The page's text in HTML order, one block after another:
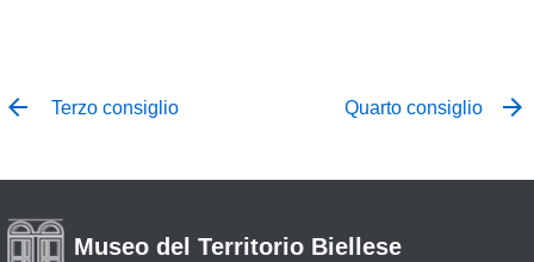
Terzo consiglio Quarto consiglio
Museo del Territorio Biellese